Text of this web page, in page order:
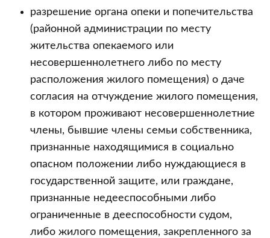
разрешение органа опеки и попечительства
(районной администрации по месту
жительства опекаемого или
несовершеннолетнего либо по месту
расположения жилого помещения) о даче
согласия на отчуждение жилого помещения,
в котором проживают несовершеннолетние
члены, бывшие члены семьи собственника,
признанные находящимися в социально
опасном положении либо нуждающиеся в
государственной защите, или граждане,
признанные недееспособными либо
ограниченные в дееспособности судом,
либо жилого помещения, закрепленного за